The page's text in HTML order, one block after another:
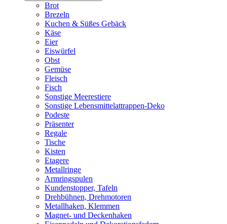
Brot
Brezeln
Kuchen & Süßes Gebäck
Käse
Eier
Eiswürfel
Obst
Gemüse
Fleisch
Fisch
Sonstige Meerestiere
Sonstige Lebensmittelattrappen-Deko
Podeste
Präsenter
Regale
Tische
Kisten
Etagere
Metallringe
Armringspulen
Kundenstopper, Tafeln
Drehbühnen, Drehmotoren
Metallhaken, Klemmen
Magnet- und Deckenhaken